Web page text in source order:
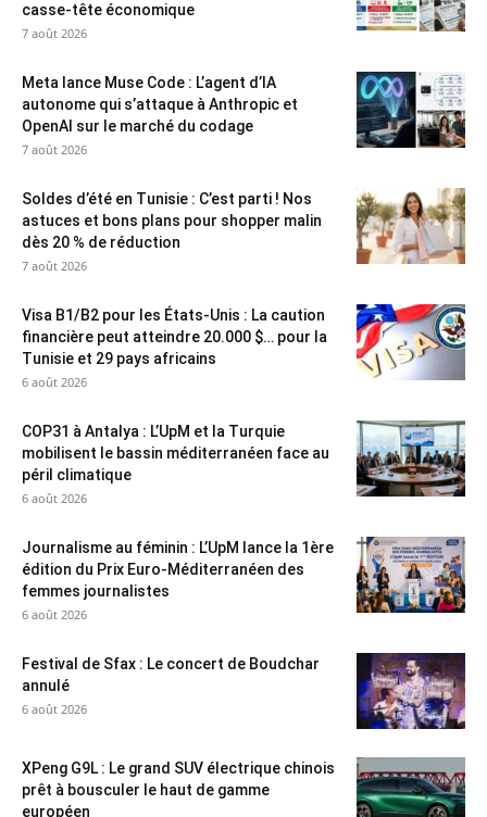
casse-tête économique
7 août 2026
Meta lance Muse Code : L’agent d’IA
autonome qui s’attaque à Anthropic et
OpenAI sur le marché du codage
7 août 2026
Soldes d’été en Tunisie : C’est parti ! Nos
astuces et bons plans pour shopper malin
dès 20 % de réduction
7 août 2026
Visa B1/B2 pour les États-Unis : La caution
financière peut atteindre 20.000 $… pour la
Tunisie et 29 pays africains
6 août 2026
COP31 à Antalya : L’UpM et la Turquie
mobilisent le bassin méditerranéen face au
péril climatique
6 août 2026
Journalisme au féminin : L’UpM lance la 1ère
édition du Prix Euro-Méditerranéen des
femmes journalistes
6 août 2026
Festival de Sfax : Le concert de Boudchar
annulé
6 août 2026
XPeng G9L : Le grand SUV électrique chinois
prêt à bousculer le haut de gamme
européen